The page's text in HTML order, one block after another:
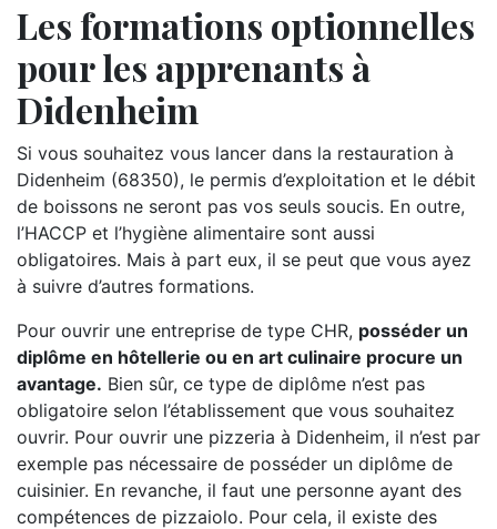
Les formations optionnelles
pour les apprenants à
Didenheim
Si vous souhaitez vous lancer dans la restauration à
Didenheim (68350), le permis d’exploitation et le débit
de boissons ne seront pas vos seuls soucis. En outre,
l’HACCP et l’hygiène alimentaire sont aussi
obligatoires. Mais à part eux, il se peut que vous ayez
à suivre d’autres formations.
Pour ouvrir une entreprise de type CHR, posséder un
diplôme en hôtellerie ou en art culinaire procure un
avantage. Bien sûr, ce type de diplôme n’est pas
obligatoire selon l’établissement que vous souhaitez
ouvrir. Pour ouvrir une pizzeria à Didenheim, il n’est par
exemple pas nécessaire de posséder un diplôme de
cuisinier. En revanche, il faut une personne ayant des
compétences de pizzaiolo. Pour cela, il existe des